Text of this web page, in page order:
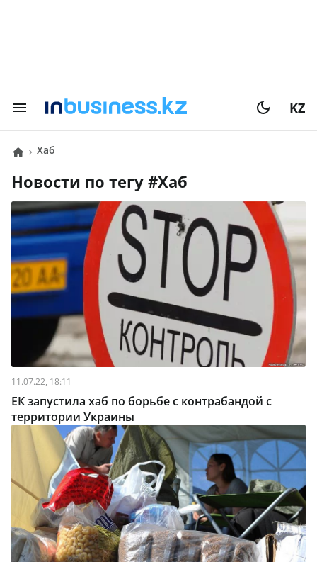
KZ
хаб
Новости по тегу # хаб
11.07.22, 18:11
ЕК запустила хаб по борьбе с контрабандой с
территории Украины